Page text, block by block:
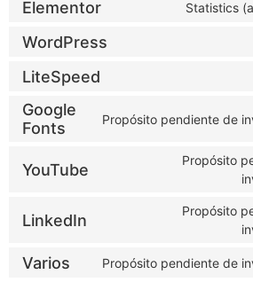
Elementor Statistics
WordPress
LiteSpeed
Google
Fonts
Propósito pendiente de
YouTube
Propósito
LinkedIn
Propósito
Varios Propósito pendiente de